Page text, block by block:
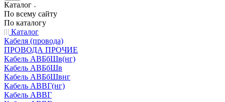
Каталог
По всему сайту
По каталогу
Каталог
Кабеля (провода)
ПРОВОДА ПРОЧИЕ
Кабель АВБбШв(нг)
Кабель АВБбШв
Кабель АВБбШвнг
Кабель АВВГ(нг)
Кабель АВВГ